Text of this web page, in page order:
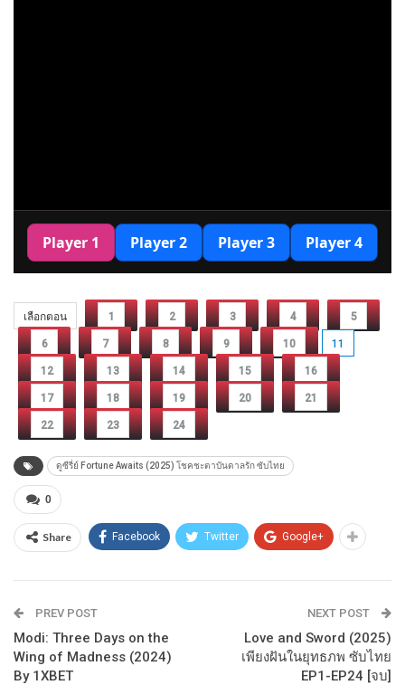
เลือกตอน 1 2 3 4 5
6 7 8 9 10 11
12 13 14 15 16
17 18 19 20 21
22 23 24
ดูซีรี่ย์ Fortune Awaits (2025) โชคชะตาบันดาลรัก ซับไทย
0
Share Facebook Twitter Google+
PREV POST
Modi: Three Days on the
Wing of Madness (2024)
By 1XBET
NEXT POST
Love and Sword (2025)
เพียงฝันในยุทธภพ ซับไทย
EP1-EP24 [จบ]